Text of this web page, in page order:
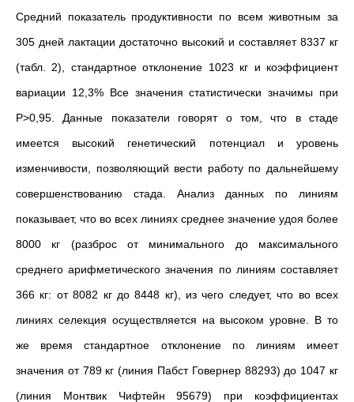
Средний показатель продуктивности по всем животным за
305 дней лактации достаточно высокий и составляет 8337 кг
(табл. 2), стандартное отклонение 1023 кг и коэффициент
вариации 12,3% Все значения статистически значимы при
P>0,95. Данные показатели говорят о том, что в стаде
имеется высокий генетический потенциал и уровень
изменчивости, позволяющий вести работу по дальнейшему
совершенствованию стада. Анализ данных по линиям
показывает, что во всех линиях среднее значение удоя более
8000 кг (разброс от минимального до максимального
среднего арифметического значения по линиям составляет
366 кг: от 8082 кг до 8448 кг), из чего следует, что во всех
линиях селекция осуществляется на высоком уровне. В то
же время стандартное отклонение по линиям имеет
значения от 789 кг (линия Пабст Говернер 88293) до 1047 кг
(линия Монтвик Чифтейн 95679) при коэффициентах